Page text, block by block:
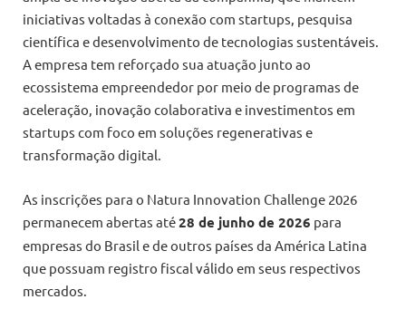
iniciativas voltadas à conexão com startups, pesquisa
científica e desenvolvimento de tecnologias sustentáveis.
A empresa tem reforçado sua atuação junto ao
ecossistema empreendedor por meio de programas de
aceleração, inovação colaborativa e investimentos em
startups com foco em soluções regenerativas e
transformação digital.
As inscrições para o Natura Innovation Challenge 2026
permanecem abertas até28 de junho de 2026 para
empresas do Brasil e de outros países da América Latina
que possuam registro fiscal válido em seus respectivos
mercados.